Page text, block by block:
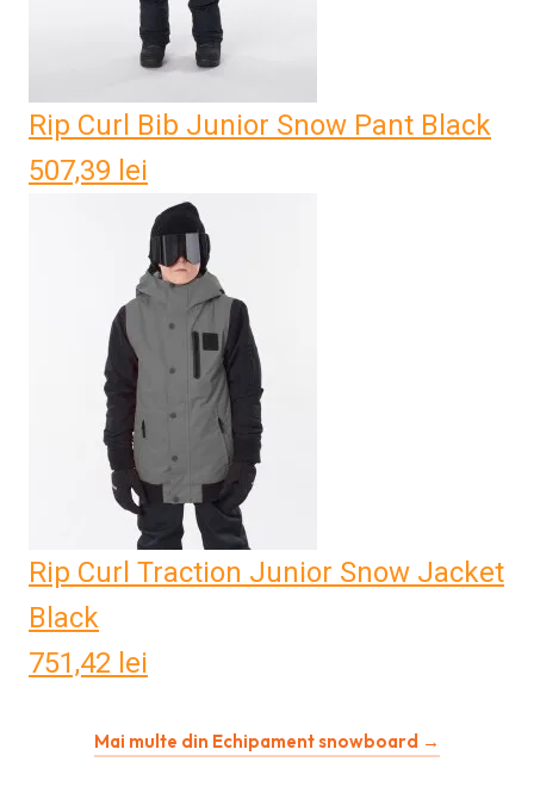
Rip Curl Bib Junior Snow Pant Black
507,39 lei
Rip Curl Traction Junior Snow Jacket
Black
751,42 lei
Mai multe din Echipament snowboard →